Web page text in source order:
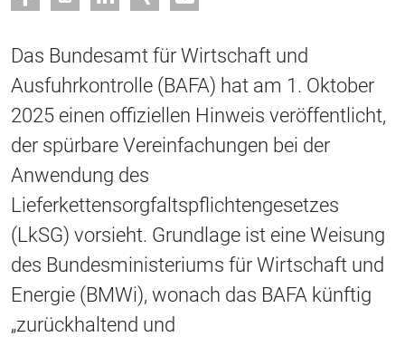
Das Bundesamt für Wirtschaft und
Ausfuhrkontrolle (BAFA) hat am 1. Oktober
2025 einen offiziellen Hinweis veröffentlicht,
der spürbare Vereinfachungen bei der
Anwendung des
Lieferkettensorgfaltspflichtengesetzes
(LkSG) vorsieht. Grundlage ist eine Weisung
des Bundesministeriums für Wirtschaft und
Energie (BMWi), wonach das BAFA künftig
„zurückhaltend und